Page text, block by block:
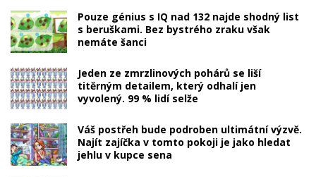
Pouze génius s IQ nad 132 najde shodný list
s beruškami. Bez bystrého zraku však
nemáte šanci
Jeden ze zmrzlinových pohárů se liší
titěrným detailem, který odhalí jen
vyvolený. 99 % lidí selže
Váš postřeh bude podroben ultimátní výzvě.
Najít zajíčka v tomto pokoji je jako hledat
jehlu v kupce sena